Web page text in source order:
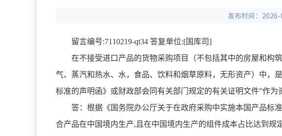
发布时间：
留言编号:7110219-qt34 答复单位:[国库司]
在不接受进口产品的货物采购项目（不包括其中的房屋和构
气、蒸汽和热水、水，食品、饮料和烟草原料，无形资产）中，
标准的声明函》或财政部会同有关部门规定的有关证明文件”作为
答：根据《国务院办公厅关于在政府采购中实施本国产品标
合产品在中国境内生产, 且在中国境内生产的组件成本占比达到规